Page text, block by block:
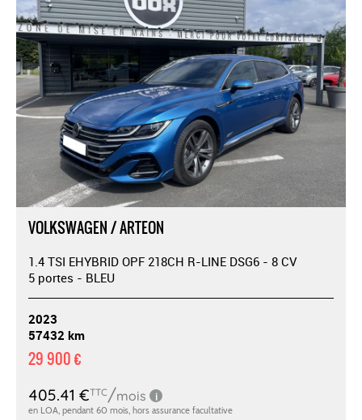
VOLKSWAGEN / ARTEON
1.4 TSI EHYBRID OPF 218CH R-LINE DSG6 - 8 CV
5 portes - BLEU
2023
57432 km
29 900 €